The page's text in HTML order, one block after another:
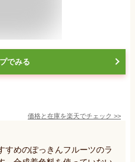
でみる
価格と在庫を楽天でチェック >>
すめのぽっきんフルーツのラ